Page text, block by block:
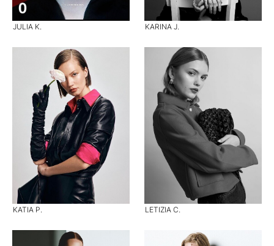
JULIA K. KARINA J.
KATIA P. LETIZIA C.